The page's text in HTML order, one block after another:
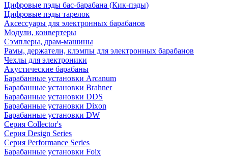
Цифровые пэды бас-барабана (Кик-пэды)
Цифровые пэды тарелок
Аксессуары для электронных барабанов
Модули, конвертеры
Сэмплеры, драм-машины
Рамы, держатели, клэмпы для электронных барабанов
Чехлы для электроники
Акустические барабаны
Барабанные установки Arcanum
Барабанные установки Brahner
Барабанные установки DDS
Барабанные установки Dixon
Барабанные установки DW
Серия Collector's
Серия Design Series
Серия Performance Series
Барабанные установки Foix